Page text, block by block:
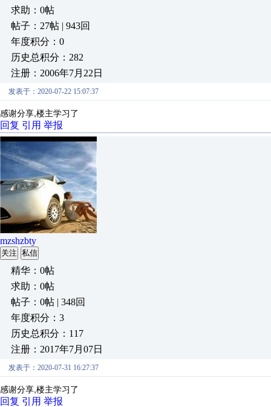
求助：0帖
帖子：27帖 | 943回
年度积分：0
历史总积分：282
注册：2006年7月22日
发表于：2020-07-22 15:07:37
感谢分享,楼主学习了
回复 引用 举报
mzshzbty
关注 私信
精华：0帖
求助：0帖
帖子：0帖 | 348回
年度积分：3
历史总积分：117
注册：2017年7月07日
发表于：2020-07-31 16:27:37
感谢分享,楼主学习了
回复 引用 举报